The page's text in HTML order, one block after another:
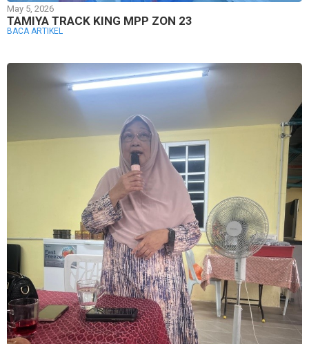
May 5, 2026
TAMIYA TRACK KING MPP ZON 23
BACA ARTIKEL